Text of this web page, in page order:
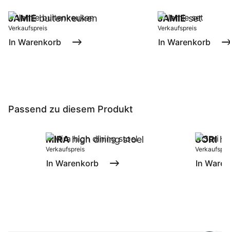
JAMIEbuitenkeuken
Verkaufspreis
In Warenkorb
JAMIEset
Verkaufspreis
In Warenkorb
Passend zu diesem Produkt
MIRAhigh dining stoel
Verkaufspreis
In Warenkorb
SORI
In